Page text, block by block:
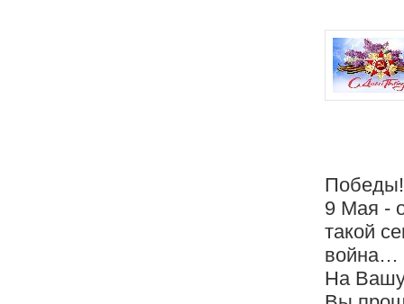
Победы!
9 Мая -
такой
война…
На